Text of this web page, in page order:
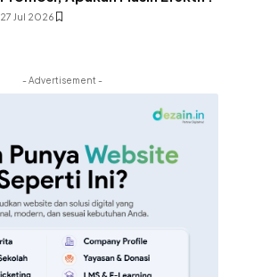
27 Jul 2026
- Advertisement -